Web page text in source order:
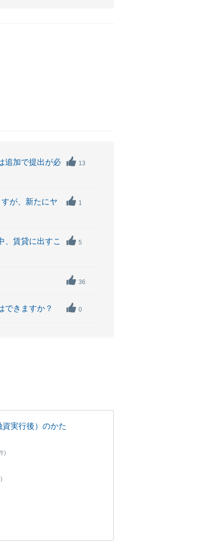
追加で提出が必
13
が、新たにヤ
1
、賃貸に出すこ
5
36
できますか？ 0
実行後）のかた
)